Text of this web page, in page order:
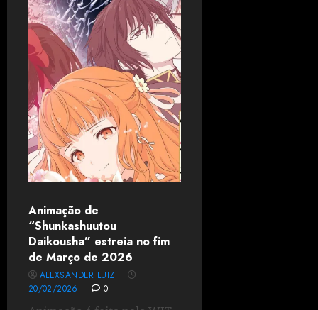
Animação de
“Shunkashuutou
Daikousha” estreia no fim
de Março de 2026
ALEXSANDER LUIZ
20/02/2026
0